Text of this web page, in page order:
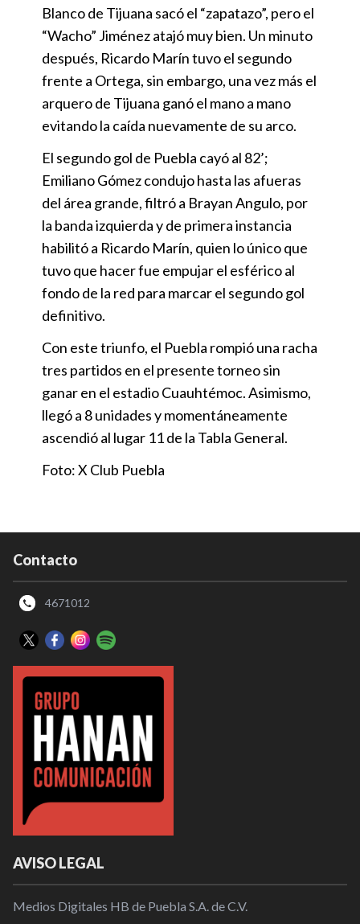
Blanco de Tijuana sacó el “zapatazo”, pero el
“Wacho” Jiménez atajó muy bien. Un minuto
después, Ricardo Marín tuvo el segundo
frente a Ortega, sin embargo, una vez más el
arquero de Tijuana ganó el mano a mano
evitando la caída nuevamente de su arco.
El segundo gol de Puebla cayó al 82’;
Emiliano Gómez condujo hasta las afueras
del área grande, filtró a Brayan Angulo, por
la banda izquierda y de primera instancia
habilitó a Ricardo Marín, quien lo único que
tuvo que hacer fue empujar el esférico al
fondo de la red para marcar el segundo gol
definitivo.
Con este triunfo, el Puebla rompió una racha
tres partidos en el presente torneo sin
ganar en el estadio Cuauhtémoc. Asimismo,
llegó a 8 unidades y momentáneamente
ascendió al lugar 11 de la Tabla General.
Foto: X Club Puebla
Contacto
4671012
AVISO LEGAL
Medios Digitales HB de Puebla S.A. de C.V.